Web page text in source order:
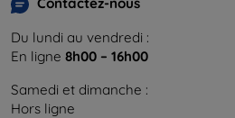
Du lundi au vendredi :
En ligne 8h00 – 16h00
Samedi et dimanche :
Hors ligne